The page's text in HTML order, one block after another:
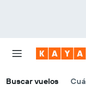
Buscar vuelos